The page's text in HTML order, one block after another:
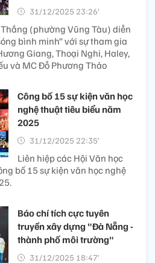
31/12/2025 23:26’
(phường Vũng Tàu) diễn
bình minh” với sự tham gia
Giang, Thoại Nghi, Haley,
và MC Đỗ Phương Thảo
Công bố 15 sự kiện văn học
nghệ thuật tiêu biểu năm
2025
31/12/2025 22:35’
Liên hiệp các Hội Văn học
bố 15 sự kiện văn học nghệ
Báo chí tích cực tuyên
truyền xây dựng "Đà Nẵng -
thành phố môi trường"
31/12/2025 18:47’